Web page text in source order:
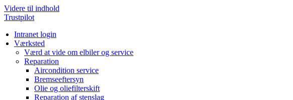
Videre til indhold
Trustpilot
Intranet login
Værksted
Værd at vide om elbiler og service
Reparation
Aircondition service
Bremseeftersyn
Olie og oliefilterskift
Reparation af stenslag